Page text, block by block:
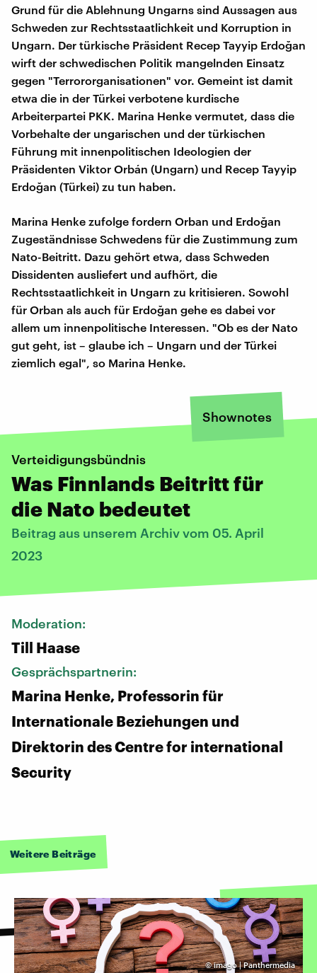
Grund für die Ablehnung Ungarns sind Aussagen aus
Schweden zur Rechtsstaatlichkeit und Korruption in
Ungarn. Der türkische Präsident Recep Tayyip Erdoğan
wirft der schwedischen Politik mangelnden Einsatz
gegen "Terrororganisationen" vor. Gemeint ist damit
etwa die in der Türkei verbotene kurdische
Arbeiterpartei PKK. Marina Henke vermutet, dass die
Vorbehalte der ungarischen und der türkischen
Führung mit innenpolitischen Ideologien der
Präsidenten Viktor Orbán (Ungarn) und Recep Tayyip
Erdoğan (Türkei) zu tun haben.
Marina Henke zufolge fordern Orban und Erdoğan
Zugeständnisse Schwedens für die Zustimmung zum
Nato-Beitritt. Dazu gehört etwa, dass Schweden
Dissidenten ausliefert und aufhört, die
Rechtsstaatlichkeit in Ungarn zu kritisieren. Sowohl
für Orban als auch für Erdoğan gehe es dabei vor
allem um innenpolitische Interessen. "Ob es der Nato
gut geht, ist – glaube ich – Ungarn und der Türkei
ziemlich egal", so Marina Henke.
Shownotes
Verteidigungsbündnis
Was Finnlands Beitritt für
die Nato bedeutet
Beitrag aus unserem Archiv vom 05. April
2023
Moderation:
Till Haase
Gesprächspartnerin:
Marina Henke, Professorin für
Internationale Beziehungen und
Direktorin des Centre for international
Security
Weitere Beiträge
©imago | Panthermedia